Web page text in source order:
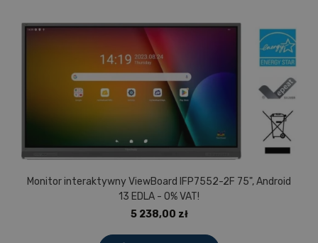
Monitor interaktywny ViewBoard IFP7552-2F 75", Android
13 EDLA - 0% VAT!
5 238,00 zł